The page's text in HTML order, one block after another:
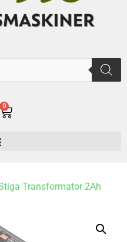
0
Transformator 2Ah